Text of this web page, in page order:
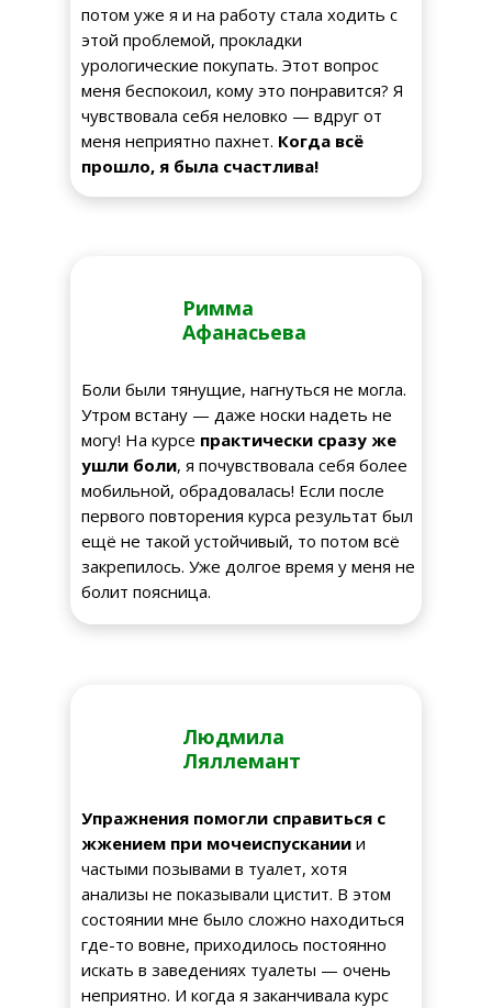
потом уже я и на работу стала ходить с
этой проблемой, прокладки
урологические покупать. Этот вопрос
меня беспокоил, кому это понравится? Я
чувствовала себя неловко — вдруг от
меня неприятно пахнет. Когда всё
прошло, я была счастлива!
Римма
Афанасьева
Боли были тянущие, нагнуться не могла.
Утром встану — даже носки надеть не
могу! На курсе практически сразу же
ушли боли, я почувствовала себя более
мобильной, обрадовалась! Если после
первого повторения курса результат был
ещё не такой устойчивый, то потом всё
закрепилось. Уже долгое время у меня не
болит поясница.
Людмила
Ляллемант
Упражнения помогли справиться с
жжением при мочеиспускании и
частыми позывами в туалет, хотя
анализы не показывали цистит. В этом
состоянии мне было сложно находиться
где-то вовне, приходилось постоянно
искать в заведениях туалеты — очень
неприятно. И когда я заканчивала курс